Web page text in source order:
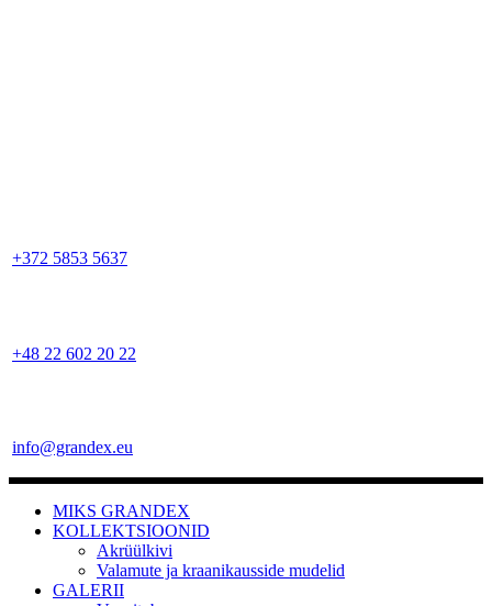
+372 5853 5637
+48 22 602 20 22
info@grandex.eu
MIKS GRANDEX
KOLLEKTSIOONID
Akrüülkivi
Valamute ja kraanikausside mudelid
GALERII